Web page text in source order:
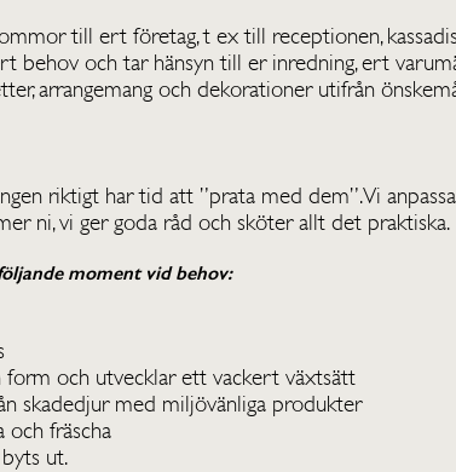
till ert företag, t ex till receptionen,
behov och tar hänsyn till er inredning, ert
arrangemang och dekorationer utifrån
riktigt har tid att ”prata med dem”. Vi
ni, vi ger goda råd och sköter allt det praktiska.
moment vid behov:
form och utvecklar ett vackert växtsätt
skadedjur med miljövänliga produkter
och fräscha
ut.